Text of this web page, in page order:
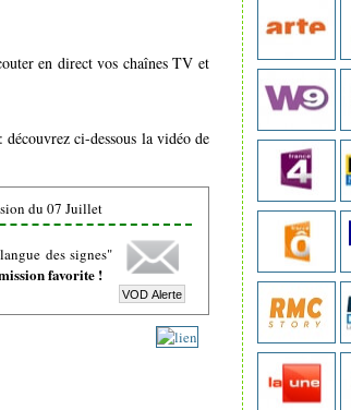
en direct vos chaînes TV et
ci-dessous la vidéo de
du 07 Juillet
des signes"
favorite !